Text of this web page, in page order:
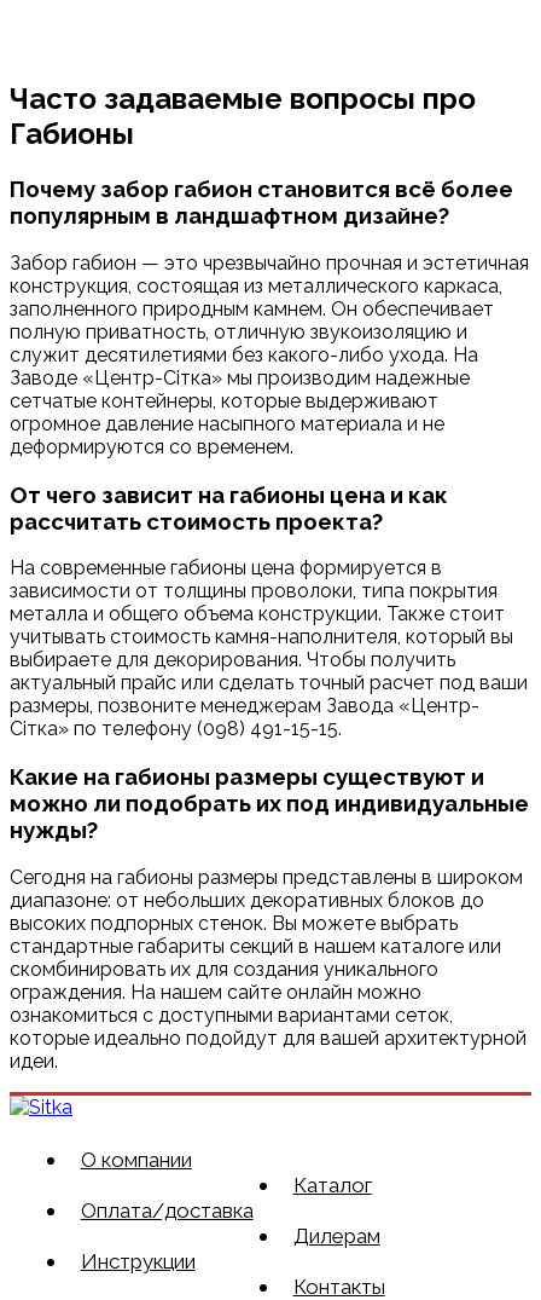
Часто задаваемые вопросы про
Габионы
Почему забор габион становится всё более
популярным в ландшафтном дизайне?
Забор габион — это чрезвычайно прочная и эстетичная
конструкция, состоящая из металлического каркаса,
заполненного природным камнем. Он обеспечивает
полную приватность, отличную звукоизоляцию и
служит десятилетиями без какого-либо ухода. На
Заводе «Центр-Сітка» мы производим надежные
сетчатые контейнеры, которые выдерживают
огромное давление насыпного материала и не
деформируются со временем.
От чего зависит на габионы цена и как
рассчитать стоимость проекта?
На современные габионы цена формируется в
зависимости от толщины проволоки, типа покрытия
металла и общего объема конструкции. Также стоит
учитывать стоимость камня-наполнителя, который вы
выбираете для декорирования. Чтобы получить
актуальный прайс или сделать точный расчет под ваши
размеры, позвоните менеджерам Завода «Центр-
Сітка» по телефону (098) 491-15-15.
Какие на габионы размеры существуют и
можно ли подобрать их под индивидуальные
нужды?
Сегодня на габионы размеры представлены в широком
диапазоне: от небольших декоративных блоков до
высоких подпорных стенок. Вы можете выбрать
стандартные габариты секций в нашем каталоге или
скомбинировать их для создания уникального
ограждения. На нашем сайте онлайн можно
ознакомиться с доступными вариантами сеток,
которые идеально подойдут для вашей архитектурной
идеи.
О компании
Каталог
Оплата/доставка
Дилерам
Инструкции
Контакты